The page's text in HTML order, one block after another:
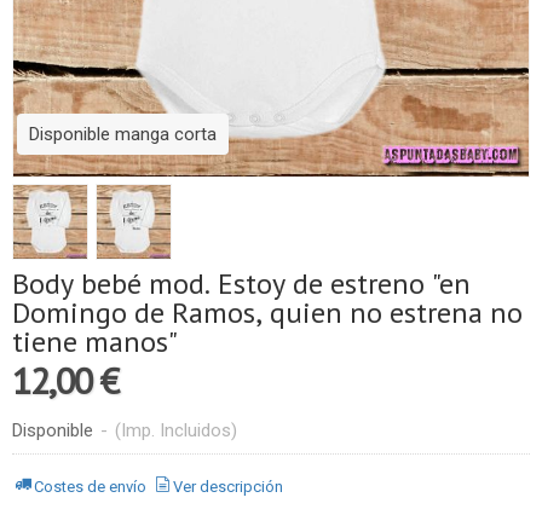
Disponible manga corta
Body bebé mod. Estoy de estreno "en
Domingo de Ramos, quien no estrena no
tiene manos"
12,00 €
Disponible - (Imp. Incluidos)
Costes de envío Ver descripción